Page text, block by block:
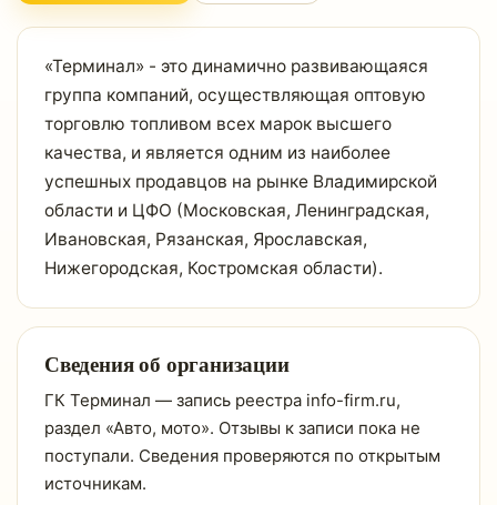
«Терминал» - это динамично развивающаяся
группа компаний, осуществляющая оптовую
торговлю топливом всех марок высшего
качества, и является одним из наиболее
успешных продавцов на рынке Владимирской
области и ЦФО (Московская, Ленинградская,
Ивановская, Рязанская, Ярославская,
Нижегородская, Костромская области).
Сведения об организации
ГК Терминал — запись реестра info-firm.ru,
раздел «Авто, мото». Отзывы к записи пока не
поступали. Сведения проверяются по открытым
источникам.